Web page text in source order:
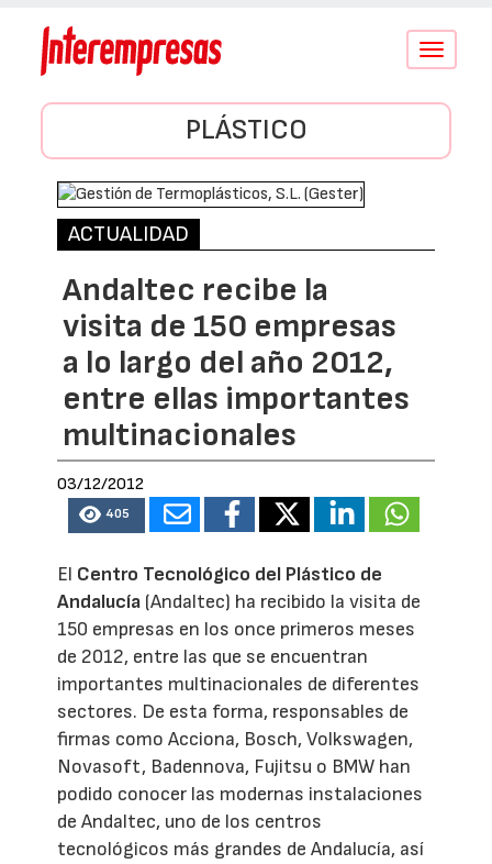
Conmutar
PLÁSTICO
ACTUALIDAD
Andaltec recibe la
visita de 150 empresas
a lo largo del año 2012,
entre ellas importantes
multinacionales
03/12/2012
405
El Centro Tecnológico del Plástico de
Andalucía (Andaltec) ha recibido la visita de
150 empresas en los once primeros meses
de 2012, entre las que se encuentran
importantes multinacionales de diferentes
sectores. De esta forma, responsables de
firmas como Acciona, Bosch, Volkswagen,
Novasoft, Badennova, Fujitsu o BMW han
podido conocer las modernas instalaciones
de Andaltec, uno de los centros
tecnológicos más grandes de Andalucía, así